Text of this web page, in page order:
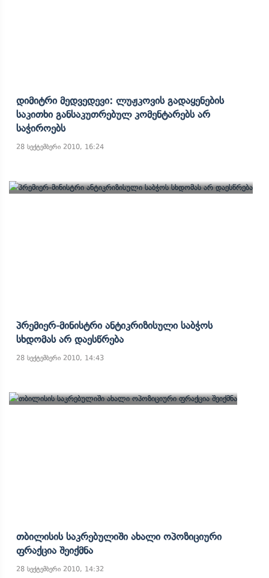
Დიმიტრი Მედვედევი: Ლუჟკოვის Გადაყენების
Საკითხი Განსაკუთრებულ Კომენტარებს Არ
Საჭიროებს
28 სექტემბერი 2010, 16:24
Პრემიერ-Მინისტრი Ანტიკრიზისული Საბჭოს
Სხდომას Არ Დაესწრება
28 სექტემბერი 2010, 14:43
Თბილისის Საკრებულიში Ახალი Ოპოზიციური
Ფრაქცია Შეიქმნა
28 სექტემბერი 2010, 14:32